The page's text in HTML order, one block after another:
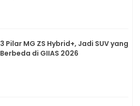
3 Pilar MG ZS Hybrid+, Jadi SUV yang
Berbeda di GIIAS 2026